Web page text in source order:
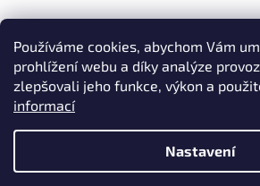
Používáme cookies, abychom Vám
prohlížení webu a díky analýze
zlepšovali jeho funkce, výkon a
informací
Nastavení
Vytvořil Shoptet|